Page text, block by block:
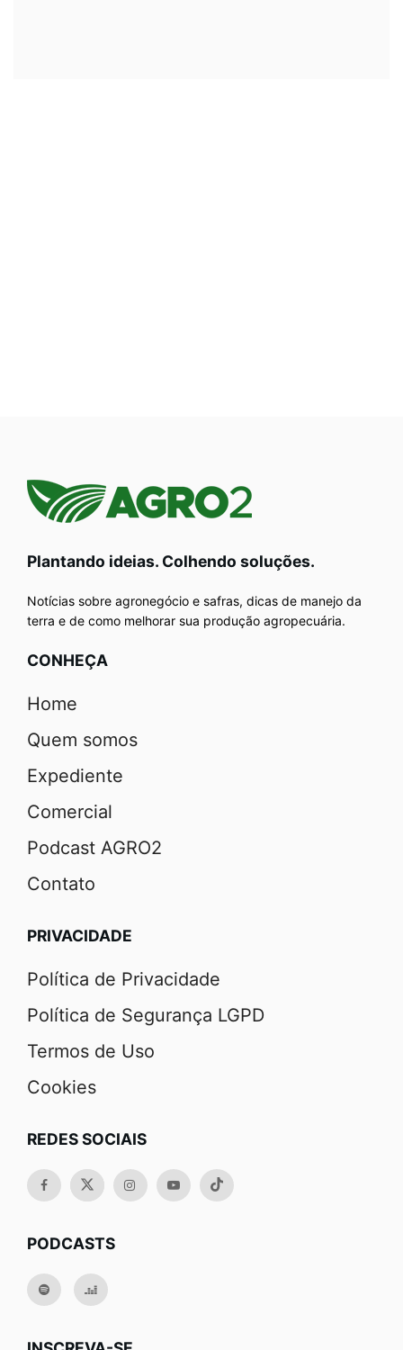
Plantando ideias. Colhendo soluções.
Notícias sobre agronegócio e safras, dicas de manejo da
terra e de como melhorar sua produção agropecuária.
CONHEÇA
Home
Quem somos
Expediente
Comercial
Podcast AGRO2
Contato
PRIVACIDADE
Política de Privacidade
Política de Segurança LGPD
Termos de Uso
Cookies
REDES SOCIAIS
PODCASTS